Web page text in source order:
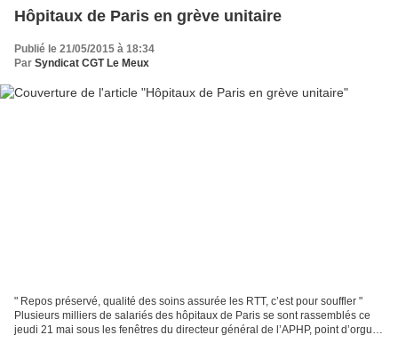
Hôpitaux de Paris en grève unitaire
Publié le 21/05/2015 à 18:34
Par Syndicat CGT Le Meux
" Repos préservé, qualité des soins assurée les RTT, c’est pour souffler "
Plusieurs milliers de salariés des hôpitaux de Paris se sont rassemblés ce
jeudi 21 mai sous les fenêtres du directeur général de l’APHP, point d’orgue